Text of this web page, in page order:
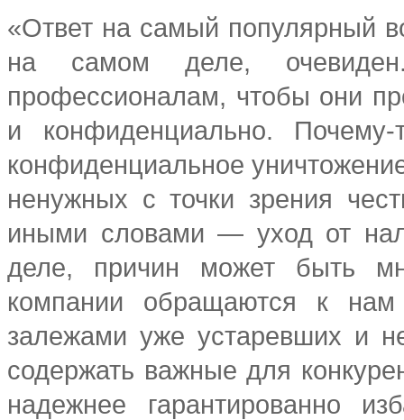
«Ответ на самый популярный
на самом деле,
профессионалам, чтобы они
и конфиденциально.
конфиденциальное
ненужных с точки зрения
иными словами — уход от
деле, причин может быть
компании обращаются к
залежами уже устаревших и
содержать важные для
надежнее гарантированно